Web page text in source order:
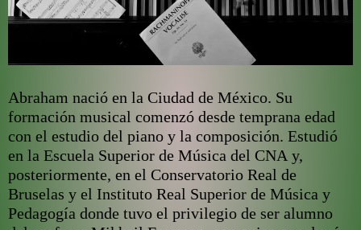
Abraham nació en la Ciudad de México. Su
formación musical comenzó desde temprana edad
con el estudio del piano y la composición. Estudió
en la Escuela Superior de Música del CNA y,
posteriormente, en el Conservatorio Real de
Bruselas y el Instituto Real Superior de Música y
Pedagogía donde tuvo el privilegio de ser alumno